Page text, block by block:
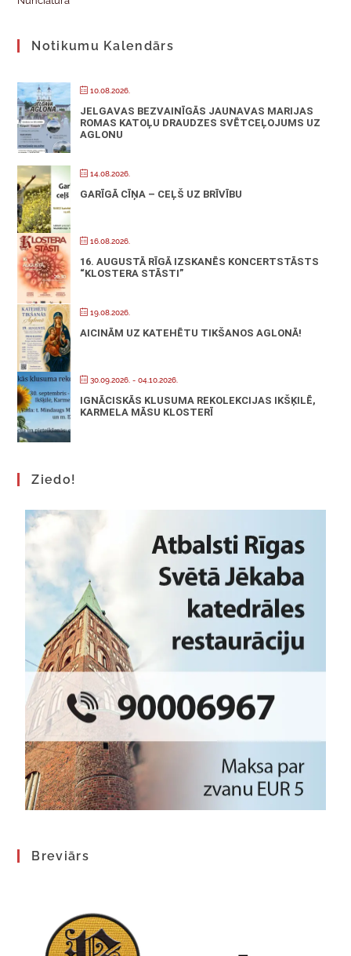
Notikumu Kalendārs
10.08.2026.
JELGAVAS BEZVAINĪGĀS JAUNAVAS MARIJAS
ROMAS KATOĻU DRAUDZES SVĒTCEĻOJUMS UZ
AGLONU
14.08.2026.
GARĪGĀ CĪŅA – CEĻŠ UZ BRĪVĪBU
16.08.2026.
16. AUGUSTĀ RĪGĀ IZSKANĒS KONCERTSTĀSTS
“KLOSTERA STĀSTI”
19.08.2026.
AICINĀM UZ KATEHĒTU TIKŠANOS AGLONĀ!
30.09.2026. - 04.10.2026.
IGNĀCISKĀS KLUSUMA REKOLEKCIJAS IKŠĶILĒ,
KARMELA MĀSU KLOSTERĪ
Ziedo!
Breviārs